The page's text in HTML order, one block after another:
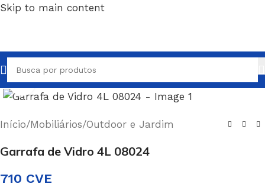
Skip to main content
Clique para ampliar
Início/Mobiliários/Outdoor e Jardim
Garrafa de Vidro 4L 08024
710 CVE